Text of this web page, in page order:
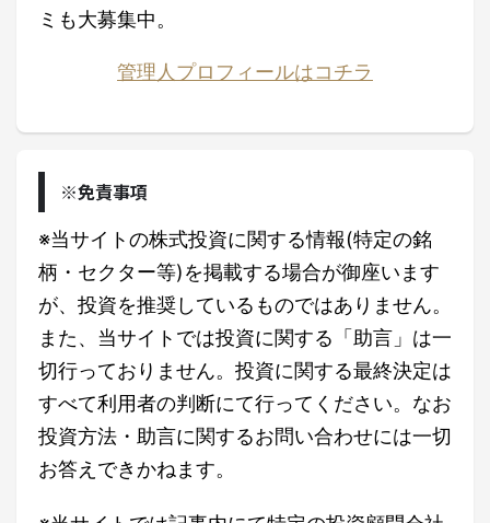
ミも大募集中。
管理人プロフィールはコチラ
※免責事項
※当サイトの株式投資に関する情報(特定の銘
柄・セクター等)を掲載する場合が御座います
が、投資を推奨しているものではありません。
また、当サイトでは投資に関する「助言」は一
切行っておりません。投資に関する最終決定は
すべて利用者の判断にて行ってください。なお
投資方法・助言に関するお問い合わせには一切
お答えできかねます。